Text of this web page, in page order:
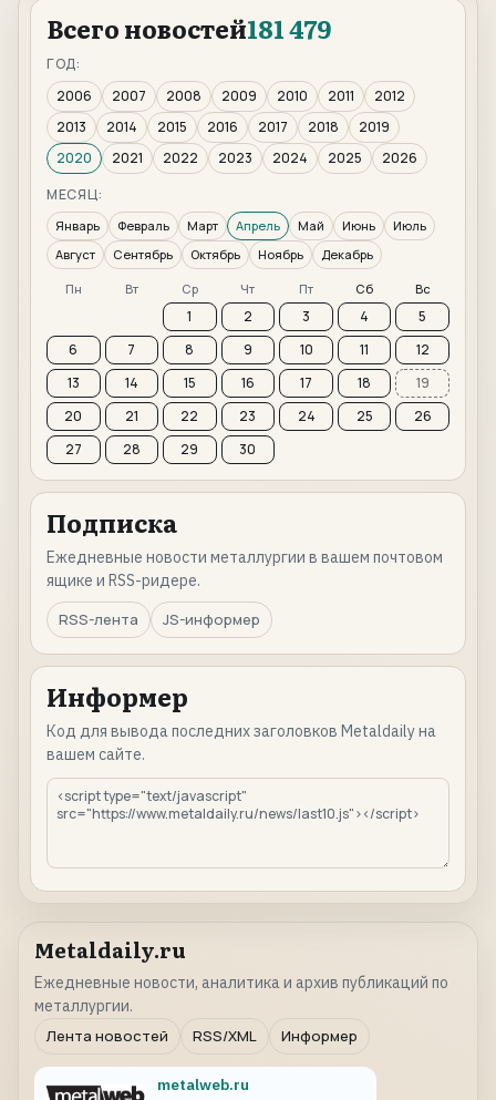
Всего новостей181 479
ГОД:
2006
2007 2008 2009 2010 2011
2012
2013
2014 2015 2016 2017 2018
2019
2020
2021 2022 2023 2024 2025
2026
МЕСЯЦ:
Январь Февраль Март Апрель Май Июнь
Июль
Август
Сентябрь Октябрь Ноябрь Декабрь
Пн Вт Ср Чт Пт Сб Вс
1 2 3 4
5
6
7 8 9 10 11
12
13
14 15 16 17 18
19
20
21 22 23 24 25
26
27
28 29 30
Подписка
Ежедневные новости металлургии в вашем почтовом
ящике и RSS-ридере.
RSS-лента
JS-информер
Информер
Код для вывода последних заголовков Metaldaily на
вашем сайте.
Metaldaily.ru
Ежедневные новости, аналитика и архив публикаций по
металлургии.
Лента новостей
RSS/XML Информер
metalweb.ru